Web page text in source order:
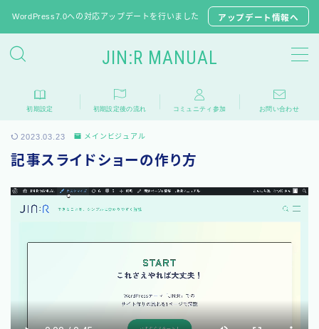
WordPress7.0への対応アップデートを行いました アップデート情報へ
JIN:R MANUAL
JIN:Rの初期設定
よくある質問
初期設定 初期設定後の流れ コミュニティ参加 お問い合わせ
2023.03.23 メインビジュアル
記事スライドショーの作り方